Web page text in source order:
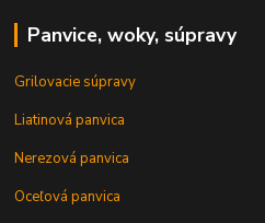
Panvice, woky, súpravy
Grilovacie súpravy
Liatinová panvica
Nerezová panvica
Oceľová panvica